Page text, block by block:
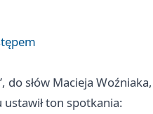
do słów Macieja Woźniaka,
ton spotkania: